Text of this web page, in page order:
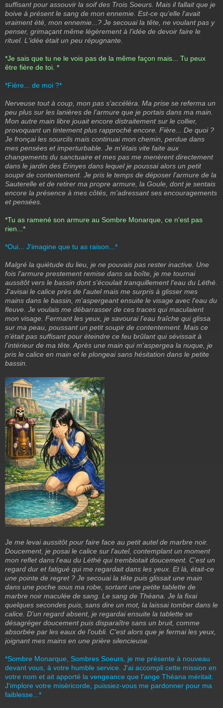
suffisant pour assouvir la soif des Trois Soeurs. Mais il fallait que je
boive à présent le sang de mon ennemie. Est-ce qu'elle l'avait
vraiment été, mon ennemie...? Je secouai la tête, ne voulant pas y
penser, grimaçant même légèrement à l'idée de devoir faire le
rituel. L'idée était un peu répugnante.
*Je sais que tu ne le vois pas de la même façon mais... Tu peux
être fière de toi. *
*Fière... de moi ?*
Nerveuse tout à coup, mon pas s'accéléra. Ma prise se referma un
peu plus sur les lanières de l'armure que je portais dans ma main.
Mon autre main libre jouait encore distraitement sur le collier,
provoquant un tintement plus rapproché encore. Fière... De quoi ?
Je fronçai les sourcils mais continuai mon chemin, perdue dans
mes pensées et imperturbable. Je m'étais vite faite aux
changements du sanctuaire et mes pas me menèrent directement
dans le jardin des Erinyes dans lequel je poussai alors un petit
soupir de contentement. Je pris le temps de déposer l'armure de la
Sauterelle et de retirer ma propre armure, la Goule, dont je sentais
encore la présence à mes côtés, m'adressant ses encouragements
et pensées.
*Tu as ramené son armure au Sombre Monarque, ce n'est pas
rien...*
*Oui... J'imagine que tu as raison...*
Malgré la quiétude du lieu, je ne pouvais pas rester inactive. Une
fois l'armure prestement remise dans sa boîte, je me tournai
aussitôt vers le bassin dont s'écoulait tranquillement l'eau du Léthé.
J'avisai le calice près de l'autel mais me surpris à glisser mes
mains dans le bassin, m'aspergeant ensuite le visage avec l'eau du
fleuve. Je voulais me débarrasser de ces traces qui maculaient
mon visage. Fermant les yeux, je savourai l'eau fraîche qui glissa
sur ma peau, poussant un petit soupir de contentement. Mais ce
n'était pas suffisant pour éteindre ce feu brûlant qui sévissait à
l'intérieur de ma tête. Après une main qui m'aspergea la nuque, je
pris le calice en main et le plongeai sans hésitation dans le petite
bassin.
Je me levai aussitôt pour faire face au petit autel de marbre noir.
Doucement, je posai le calice sur l'autel, contemplant un moment
mon reflet dans l'eau du Léthé qui tremblotait doucement. C'est un
regard dur et fatigué qui me regardait dans les yeux. Et là, était-ce
une pointe de regret ? Je secouai la tête puis glissait une main
dans une poche sous ma robe, sortant une petite tablette de
marbre noir maculée de sang. Le sang de Théana. Je la fixai
quelques secondes puis, sans dire un mot, la laissai tomber dans le
calice. D'un regard absent, je regardai ensuite la tablette se
désagréger doucement puis disparaître sans un bruit, comme
absorbée par les eaux de l'oubli. C'est alors que je fermai les yeux,
joignant mes mains en une prière silencieuse.
*Sombre Monarque, Sombres Soeurs, je me présente à nouveau
devant vous, à votre humble service. J'ai accompli cette mission en
votre nom et ait apporté la vengeance que l'ange Théana méritait.
J'implore votre miséricorde, puissiez-vous me pardonner pour ma
faiblesse...*